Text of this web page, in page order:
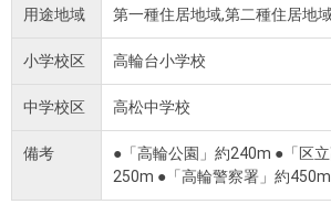
用途地域 第一種住居地域,第二種住居地
小学校区 高輪台小学校
中学校区 高松中学校
備考
●「高輪公園」約240m ●「区
250m ●「高輪警察署」約450m